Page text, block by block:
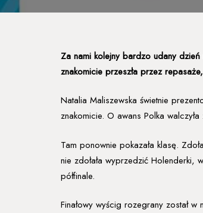
Za nami kolejny bardzo udany dzień
znakomicie przeszła przez
Natalia Maliszewska świetnie
znakomicie. O awans Polka
Tam ponownie pokazała klasę.
nie zdołała wyprzedzić Holenderki,
półfinale.
Finałowy wyścig rozegrany został